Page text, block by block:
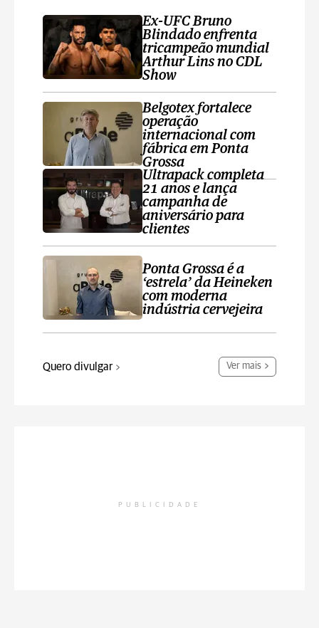
Ex-UFC Bruno
Blindado enfrenta
tricampeão mundial
Arthur Lins no CDL
Show
Belgotex fortalece
operação
internacional com
fábrica em Ponta
Grossa
Ultrapack completa
21 anos e lança
campanha de
aniversário para
clientes
Ponta Grossa é a
‘estrela’ da Heineken
com moderna
indústria cervejeira
Quero divulgar Ver mais
PUBLICIDADE